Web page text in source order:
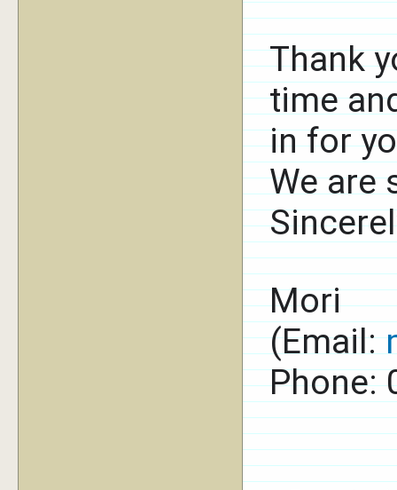
Thank
time
in for
We are
Mori
(Email:
Phone: